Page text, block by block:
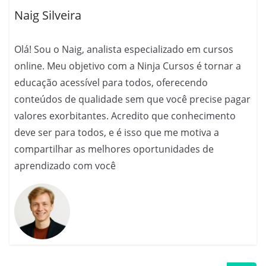
Naig Silveira
Olá! Sou o Naig, analista especializado em cursos
online. Meu objetivo com a Ninja Cursos é tornar a
educação acessível para todos, oferecendo
conteúdos de qualidade sem que você precise pagar
valores exorbitantes. Acredito que conhecimento
deve ser para todos, e é isso que me motiva a
compartilhar as melhores oportunidades de
aprendizado com você